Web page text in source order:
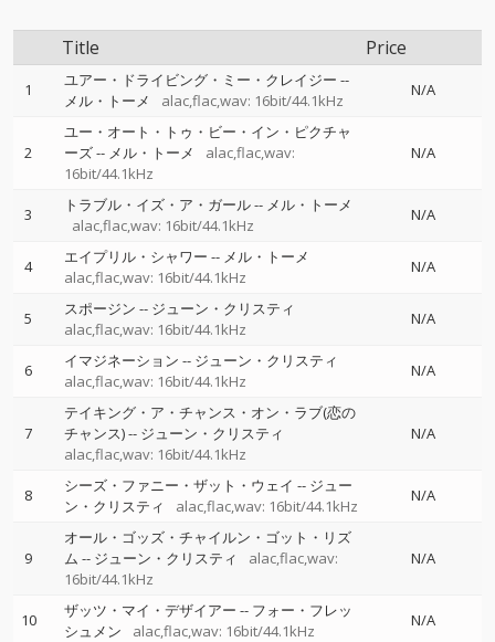
Title Price
1 ユアー・ドライビング・ミー・クレイジー --
メル・トーメ
alac,flac,wav: 16bit/44.1kHz
N/A
2
ユー・オート・トゥ・ビー・イン・ピクチャ
ーズ-- メル・トーメ
alac,flac,wav:
16bit/44.1kHz
N/A
3 トラブル・イズ・ア・ガール-- メル・トーメ
alac,flac,wav: 16bit/44.1kHz
N/A
4 エイプリル・シャワー -- メル・トーメ
alac,flac,wav: 16bit/44.1kHz
N/A
5 スポージン -- ジューン・クリスティ
alac,flac,wav: 16bit/44.1kHz
N/A
6 イマジネーション -- ジューン・クリスティ
alac,flac,wav: 16bit/44.1kHz
N/A
7
テイキング・ア・チャンス・オン・ラブ(恋の
チャンス)-- ジューン・クリスティ
alac,flac,wav: 16bit/44.1kHz
N/A
8 シーズ・ファニー・ザット・ウェイ -- ジュー
ン・クリスティ
alac,flac,wav: 16bit/44.1kHz
N/A
9
オール・ゴッズ・チャイルン・ゴット・リズ
ム -- ジューン・クリスティ
alac,flac,wav:
16bit/44.1kHz
N/A
10 ザッツ・マイ・デザイアー -- フォー・フレッ
シュメン
alac,flac,wav: 16bit/44.1kHz
N/A